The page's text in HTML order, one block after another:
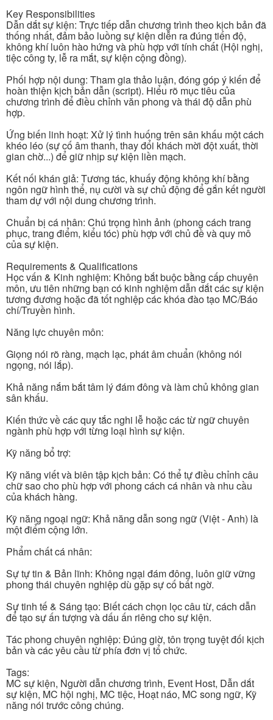
Key Responsibilities
Dẫn dắt sự kiện: Trực tiếp dẫn chương trình theo kịch bản đã
thống nhất, đảm bảo luồng sự kiện diễn ra đúng tiến độ,
không khí luôn hào hứng và phù hợp với tính chất (Hội nghị,
tiệc công ty, lễ ra mắt, sự kiện cộng đồng).
Phối hợp nội dung: Tham gia thảo luận, đóng góp ý kiến để
hoàn thiện kịch bản dẫn (script). Hiểu rõ mục tiêu của
chương trình để điều chỉnh văn phong và thái độ dẫn phù
hợp.
Ứng biến linh hoạt: Xử lý tình huống trên sân khấu một cách
khéo léo (sự cố âm thanh, thay đổi khách mời đột xuất, thời
gian chờ...) để giữ nhịp sự kiện liền mạch.
Kết nối khán giả: Tương tác, khuấy động không khí bằng
ngôn ngữ hình thể, nụ cười và sự chủ động để gắn kết người
tham dự với nội dung chương trình.
Chuẩn bị cá nhân: Chú trọng hình ảnh (phong cách trang
phục, trang điểm, kiểu tóc) phù hợp với chủ đề và quy mô
của sự kiện.
Requirements & Qualifications
Học vấn & Kinh nghiệm: Không bắt buộc bằng cấp chuyên
môn, ưu tiên những bạn có kinh nghiệm dẫn dắt các sự kiện
tương đương hoặc đã tốt nghiệp các khóa đào tạo MC/Báo
chí/Truyền hình.
Năng lực chuyên môn:
Giọng nói rõ ràng, mạch lạc, phát âm chuẩn (không nói
ngọng, nói lắp).
Khả năng nắm bắt tâm lý đám đông và làm chủ không gian
sân khấu.
Kiến thức về các quy tắc nghi lễ hoặc các từ ngữ chuyên
ngành phù hợp với từng loại hình sự kiện.
Kỹ năng bổ trợ:
Kỹ năng viết và biên tập kịch bản: Có thể tự điều chỉnh câu
chữ sao cho phù hợp với phong cách cá nhân và nhu cầu
của khách hàng.
Kỹ năng ngoại ngữ: Khả năng dẫn song ngữ (Việt - Anh) là
một điểm cộng lớn.
Phẩm chất cá nhân:
Sự tự tin & Bản lĩnh: Không ngại đám đông, luôn giữ vững
phong thái chuyên nghiệp dù gặp sự cố bất ngờ.
Sự tinh tế & Sáng tạo: Biết cách chọn lọc câu từ, cách dẫn
để tạo sự ấn tượng và dấu ấn riêng cho sự kiện.
Tác phong chuyên nghiệp: Đúng giờ, tôn trọng tuyệt đối kịch
bản và các yêu cầu từ phía đơn vị tổ chức.
Tags:
MC sự kiện, Người dẫn chương trình, Event Host, Dẫn dắt
sự kiện, MC hội nghị, MC tiệc, Hoạt náo, MC song ngữ, Kỹ
năng nói trước công chúng.